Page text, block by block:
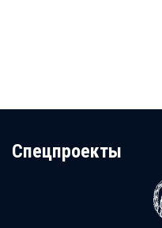
Cпецпроекты